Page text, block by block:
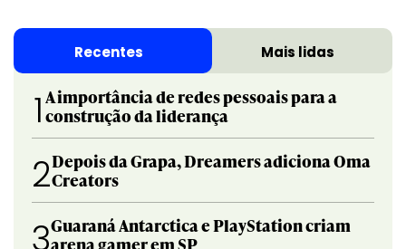
Recentes Mais lidas
1 A importância de redes pessoais para a
construção da liderança
2Depois da Grapa, Dreamers adiciona Oma
Creators
3Guaraná Antarctica e PlayStation criam
arena gamer em SP